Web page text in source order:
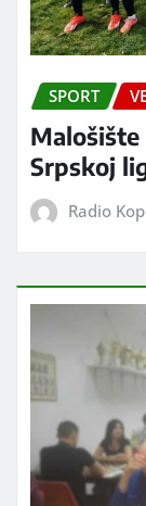
SPORT
Srpskoj
Radio